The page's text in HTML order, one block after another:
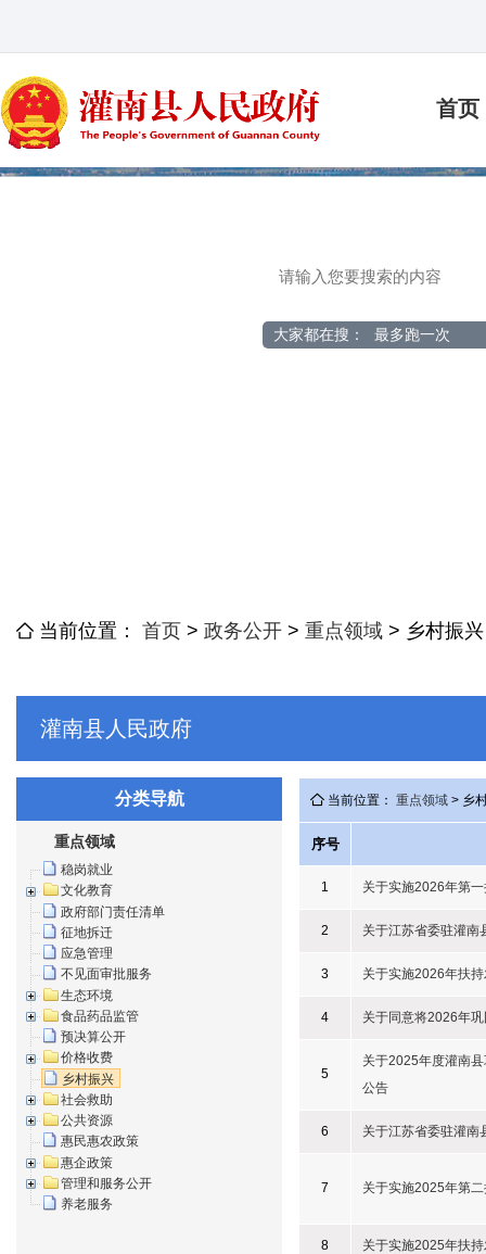
首页
大家都在搜： 最多跑一次
当前位置： 首页 > 政务公开 > 重点领域 > 乡村振兴
灌南县人民政府
分类导航
重点领域
稳岗就业
文化教育
政府部门责任清单
征地拆迁
应急管理
不见面审批服务
生态环境
食品药品监管
预决算公开
价格收费
乡村振兴
社会救助
公共资源
惠民惠农政策
惠企政策
管理和服务公开
养老服务
当前位置： 重点领域 > 乡
序号
1 关于实施2026年第
2 关于江苏省委驻灌南
3 关于实施2026年扶
4 关于同意将2026年
5
关于2025年度灌南
公告
6 关于江苏省委驻灌南
7 关于实施2025年第
8 关于实施2025年扶